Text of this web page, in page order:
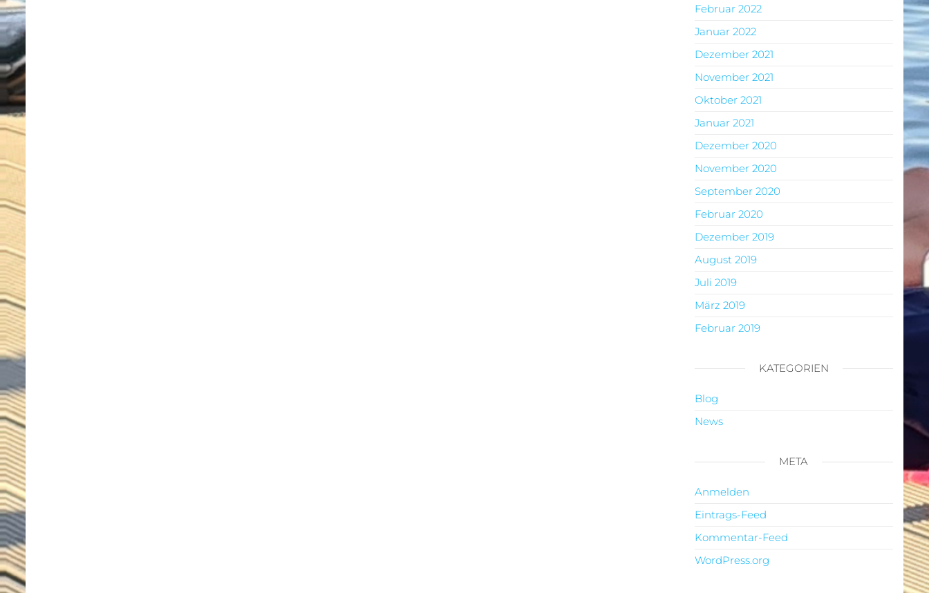
Februar 2022
Januar 2022
Dezember 2021
November 2021
Oktober 2021
Januar 2021
Dezember 2020
November 2020
September 2020
Februar 2020
Dezember 2019
August 2019
Juli 2019
März 2019
Februar 2019
KATEGORIEN
Blog
News
META
Anmelden
Eintrags-Feed
Kommentar-Feed
WordPress.org